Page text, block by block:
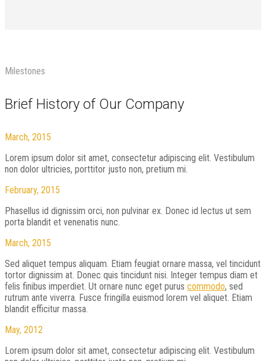
Milestones
Brief History of Our Company
March, 2015
Lorem ipsum dolor sit amet, consectetur adipiscing elit. Vestibulum
non dolor ultricies, porttitor justo non, pretium mi.
February, 2015
Phasellus id dignissim orci, non pulvinar ex. Donec id lectus ut sem
porta blandit et venenatis nunc.
March, 2015
Sed aliquet tempus aliquam. Etiam feugiat ornare massa, vel tincidunt
tortor dignissim at. Donec quis tincidunt nisi. Integer tempus diam et
felis finibus imperdiet. Ut ornare nunc eget purus commodo, sed
rutrum ante viverra. Fusce fringilla euismod lorem vel aliquet. Etiam
blandit efficitur massa.
May, 2012
Lorem ipsum dolor sit amet, consectetur adipiscing elit. Vestibulum